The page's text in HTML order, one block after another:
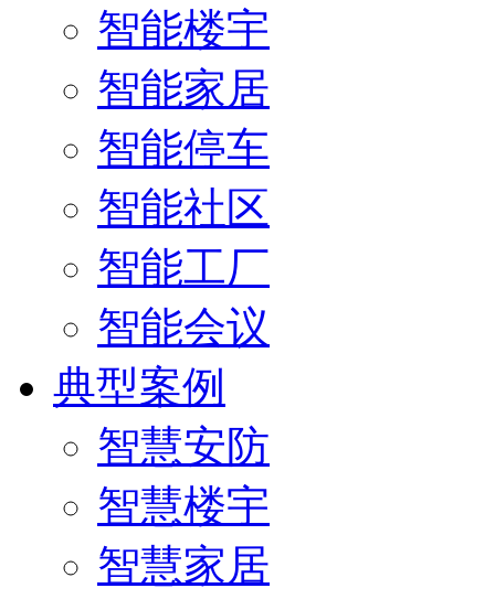
智能楼宇
智能家居
智能停车
智能社区
智能工厂
智能会议
典型案例
智慧安防
智慧楼宇
智慧家居